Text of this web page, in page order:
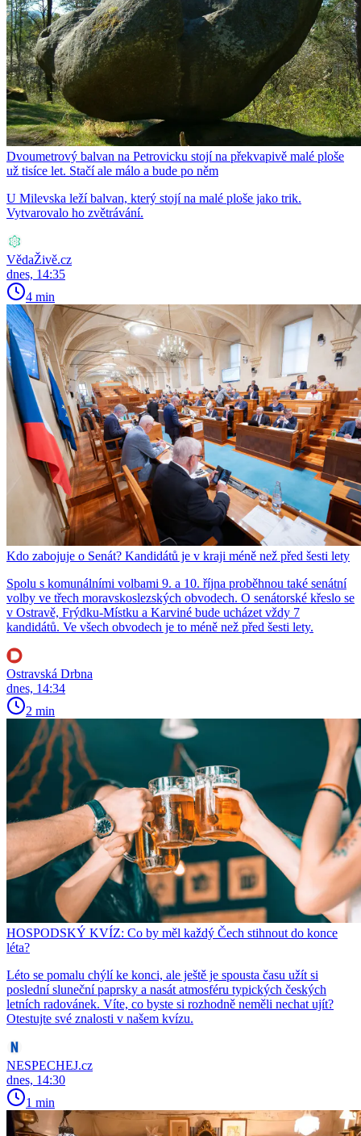
Dvoumetrový balvan na Petrovicku stojí na překvapivě malé ploše
už tisíce let. Stačí ale málo a bude po něm
U Milevska leží balvan, který stojí na malé ploše jako trik.
Vytvarovalo ho zvětrávání.
VědaŽivě.cz
dnes, 14:35
4 min
Kdo zabojuje o Senát? Kandidátů je v kraji méně než před šesti lety
Spolu s komunálními volbami 9. a 10. října proběhnou také senátní
volby ve třech moravskoslezských obvodech. O senátorské křeslo se
v Ostravě, Frýdku-Místku a Karviné bude ucházet vždy 7
kandidátů. Ve všech obvodech je to méně než před šesti lety.
Ostravská Drbna
dnes, 14:34
2 min
HOSPODSKÝ KVÍZ: Co by měl každý Čech stihnout do konce
léta?
Léto se pomalu chýlí ke konci, ale ještě je spousta času užít si
poslední sluneční paprsky a nasát atmosféru typických českých
letních radovánek. Víte, co byste si rozhodně neměli nechat ujít?
Otestujte své znalosti v našem kvízu.
NESPECHEJ.cz
dnes, 14:30
1 min